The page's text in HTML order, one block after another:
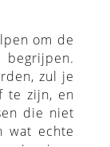
om de
zul je
te zijn, en
die niet
wat echte